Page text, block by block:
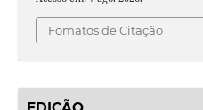
Fomatos de Citação